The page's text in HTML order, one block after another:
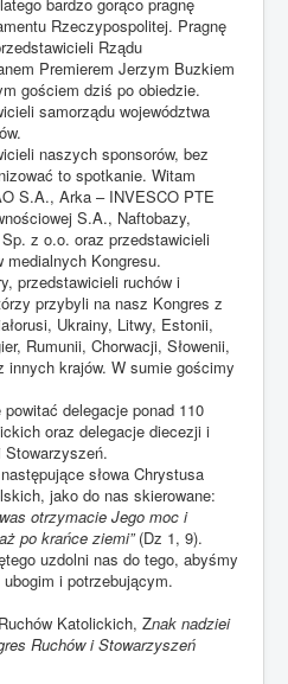
Rzeczypospolitej. Pragnę
Rządu
Premierem Jerzym Buzkiem
gościem dziś po obiedzie.
samorządu województwa
naszych sponsorów, bez
to spotkanie. Witam
S.A., Arka – INVESCO PTE
S.A., Naftobazy,
z o.o. oraz przedstawicieli
medialnych Kongresu.
przedstawicieli ruchów i
przybyli na nasz Kongres z
Ukrainy, Litwy, Estonii,
Rumunii, Chorwacji, Słowenii,
innych krajów. W sumie gościmy
delegacje ponad 110
oraz delegacje diecezji i
Stowarzyszeń.
słowa Chrystusa
jako do nas skierowane:
otrzymacie Jego moc i
po krańce ziemi”(Dz 1, 9).
uzdolni nas do tego, abyśmy
i potrzebującym.
Katolickich, Znak nadziei
Ruchów i Stowarzyszeń